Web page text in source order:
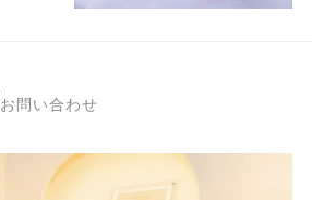
お問い合わせ